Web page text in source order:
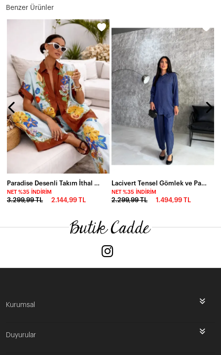
Benzer Ürünler
Paradise Desenli Takım İthal Hawai Kumas Kahve
NET %35 İNDIRIM
3.299,99 TL 2.144,99 TL
Lacivert Tensel Gömlek ve Pantalon Alt Üst Takım
NET %35 İNDIRIM
2.299,99 TL 1.494,99 TL
Kurumsal
Duyurular